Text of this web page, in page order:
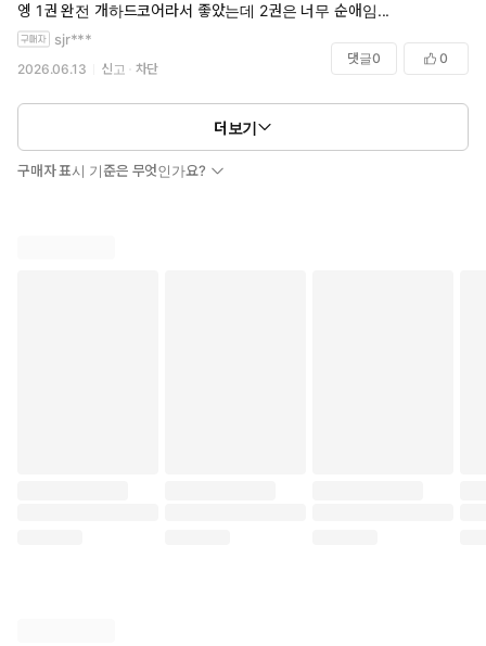
엥 1권 완전 개하드코어라서 좋았는데 2권은 너무 순애임...
sjr***
2026.06.13 신고 차단
댓글0 0
더보기
구매자 표시 기준은 무엇인가요?